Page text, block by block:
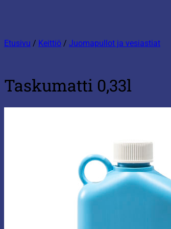
Etusivu / Keittiö / Juomapullot ja vesiastiat
Taskumatti 0,33l